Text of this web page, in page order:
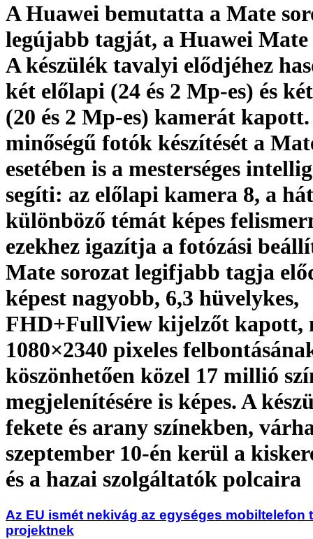
A Huawei bemutatta a Mate
legújabb tagját, a Huawei
A készülék tavalyi elődjéhez
két előlapi (24 és 2 Mp-es) és
(20 és 2 Mp-es) kamerát
minőségű fotók készítését a
esetében is a mesterséges
segíti: az előlapi kamera 8, a
különböző témát képes
ezekhez igazítja a fotózási
Mate sorozat legifjabb tagja
képest nagyobb, 6,3 hüvelykes,
FHD+FullView kijelzőt kapott,
1080×2340 pixeles
köszönhetően közel 17 millió
megjelenítésére is képes. A
fekete és arany színekben,
szeptember 10-én kerül a
és a hazai szolgáltatók polcaira
Az EU ismét nekivág az egységes mobiltelefon
projektnek